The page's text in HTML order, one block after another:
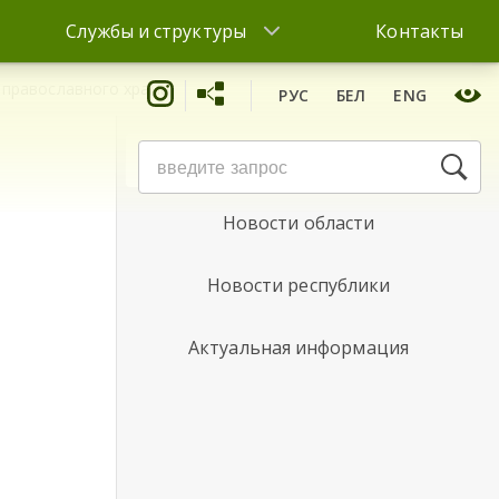
Службы и структуры Контакты
РУС БЕЛ ENG
храма
Новости района
Новости области
Новости республики
Актуальная информация